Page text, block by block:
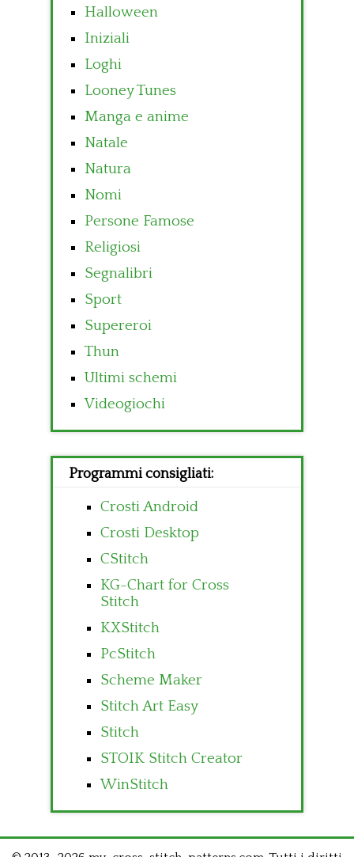
Halloween
Iniziali
Loghi
Looney Tunes
Manga e anime
Natale
Natura
Nomi
Persone Famose
Religiosi
Segnalibri
Sport
Supereroi
Thun
Ultimi schemi
Videogiochi
Programmi consigliati:
Crosti Android
Crosti Desktop
CStitch
KG-Chart for Cross
Stitch
KXStitch
PcStitch
Scheme Maker
Stitch Art Easy
Stitch
STOIK Stitch Creator
WinStitch